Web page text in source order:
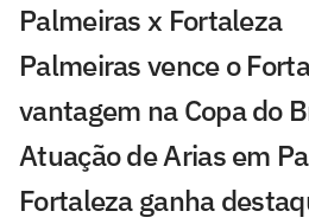
Palmeiras x Fortaleza
Palmeiras vence o
vantagem na Copa do
Atuação de Arias em
Fortaleza ganha